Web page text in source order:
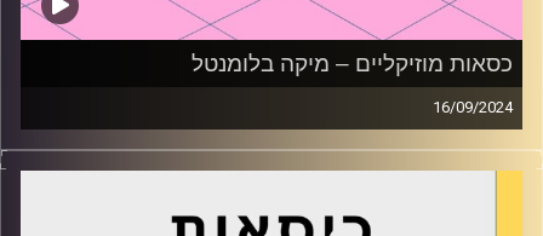
כסאות מוזיקליים – מיקה בלומנטל
16/09/2024
כסאות מוזיקליים עם מיקה בלומנטל